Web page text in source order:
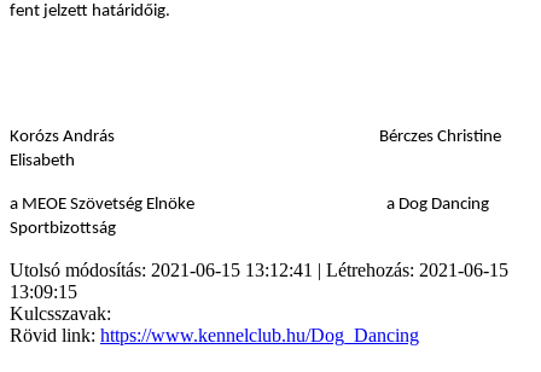
fent jelzett határidőig.
Korózs András
Bérczes Christine
Elisabeth
a MEOE Szövetség Elnöke a Dog Dancing
Sportbizottság
Utolsó módosítás: 2021-06-15 13:12:41 | Létrehozás: 2021-06-15
13:09:15
Kulcsszavak:
Rövid link: https://www.kennelclub.hu/Dog_Dancing